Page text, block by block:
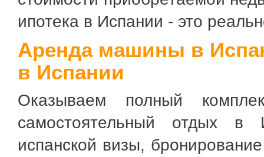
ипотека в Испании - это
Аренда машины в
в Испании
Оказываем полный
самостоятельный отдых
испанской визы,